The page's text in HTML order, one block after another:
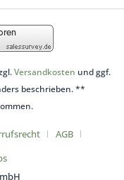
Versandkosten und ggf.
beschrieben. **
AGB